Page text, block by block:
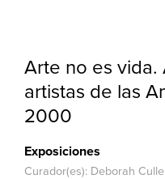
Arte no es
artistas de las
2000
Exposiciones
Curador(es): Deborah